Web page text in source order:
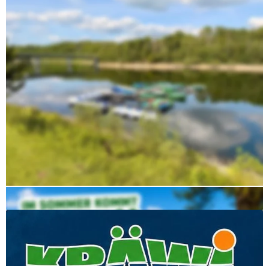
Auf unseren Social-Media-Kanälen informieren wir
regelmäßig über Familienfeste, Sunset-Afterwork-
Events, saisonale Aktionen und besondere
Veranstaltungen direkt am See.
Der Eintritt zur Kräwi ist frei.
Parkplätze und Toiletten können gegen eine kleine
Gebühr genutzt werden.
WhatsApp und Telefon: +4915152968503